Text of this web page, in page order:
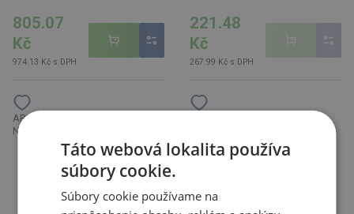
805.07
Kč
974.13 Kč s DPH
221.48
Kč
267.99 Kč s DPH
ARDARA TAŠKA PŘES RAMENO
NA NOTEBOOK 15 ", šedá
Táto webová lokalita používa
súbory cookie.
Súbory cookie používame na